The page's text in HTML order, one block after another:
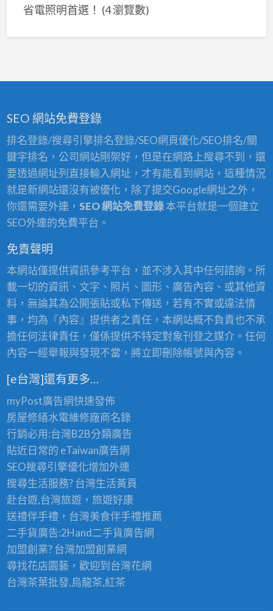
省電照明首選！ (4 瀏覽數)
SEO 網站免費登錄
排名登錄/搜尋引擎排名登錄/SEO網頁優化/SEO排名/關
鍵字排名，公司網站剛架好，但是在網路上搜尋不到，還
要透過網址列直接輸入網址，才有能看到網站，這種情況
就是新網站還沒有被優化，除了提交Google網址之外，
你還需要外連， SEO 網站免費登錄本平台就是一個建立
SEO外連的免費平台。
免責聲明
本網站僅提供資訊參考平台，並不涉入其中任何諮詢。所
載一切的資訊、文字、照片、圖形、廣告內容、或其他資
料，無論其為公開張貼或私下傳送，若有不實或違法情
事，均為『內容』提供者之責任，本網站概不負責也不承
擔任何法律責任，僅係提供不特定對象刊登之媒介。任何
內容一經舉報與發現不當，將立即刪除帳號與內容。
[e台灣]還有更多…
myPost廣告網快速發佈
房屋修繕水電維修廠商名錄
行銷必用:台灣B2B分類廣告
貼近日常的 eTaiwan廣告網
SEO搜尋引擎優化增加外連
搜尋生活服務? 台灣生活黃頁
赴台遊,台灣旅遊，旅遊好康
送禮伴手禮，台灣美食伴手禮推薦
二手貨廣告:2Hand二手貨廣告網
加盟創業? 台灣加盟創業網
尋找花店園藝，歡迎到台灣花網
台灣茶葉批發,烏龍茶,紅茶